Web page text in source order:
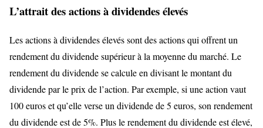
L’attrait des actions à dividendes élevés
Les actions à dividendes élevés sont des actions qui offrent un
rendement du dividende supérieur à la moyenne du marché. Le
rendement du dividende se calcule en divisant le montant du
dividende par le prix de l’action. Par exemple, si une action vaut
100 euros et qu’elle verse un dividende de 5 euros, son rendement
du dividende est de 5%. Plus le rendement du dividende est élevé,